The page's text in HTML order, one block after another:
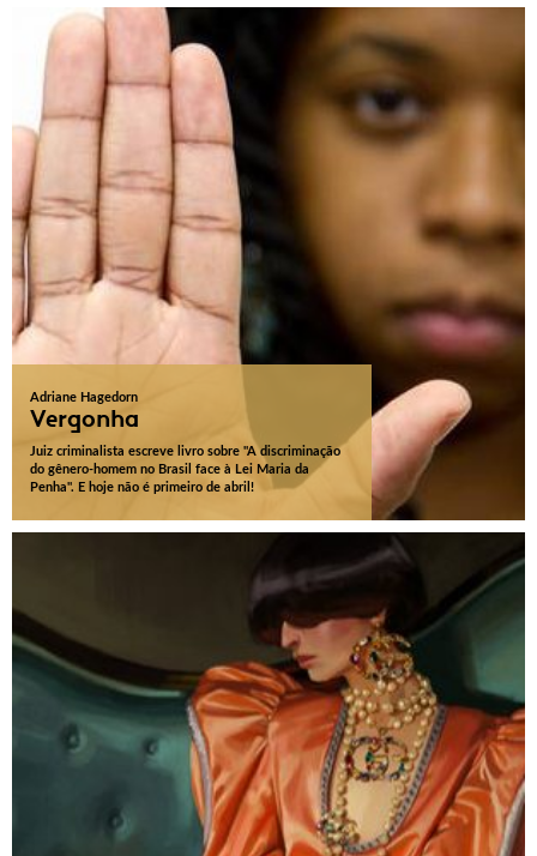
Adriane Hagedorn
Vergonha
Juiz criminalista escreve livro sobre "A discriminação
do gênero-homem no Brasil face à Lei Maria da
Penha". E hoje não é primeiro de abril!